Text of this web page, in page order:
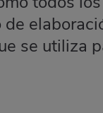
se utiliza